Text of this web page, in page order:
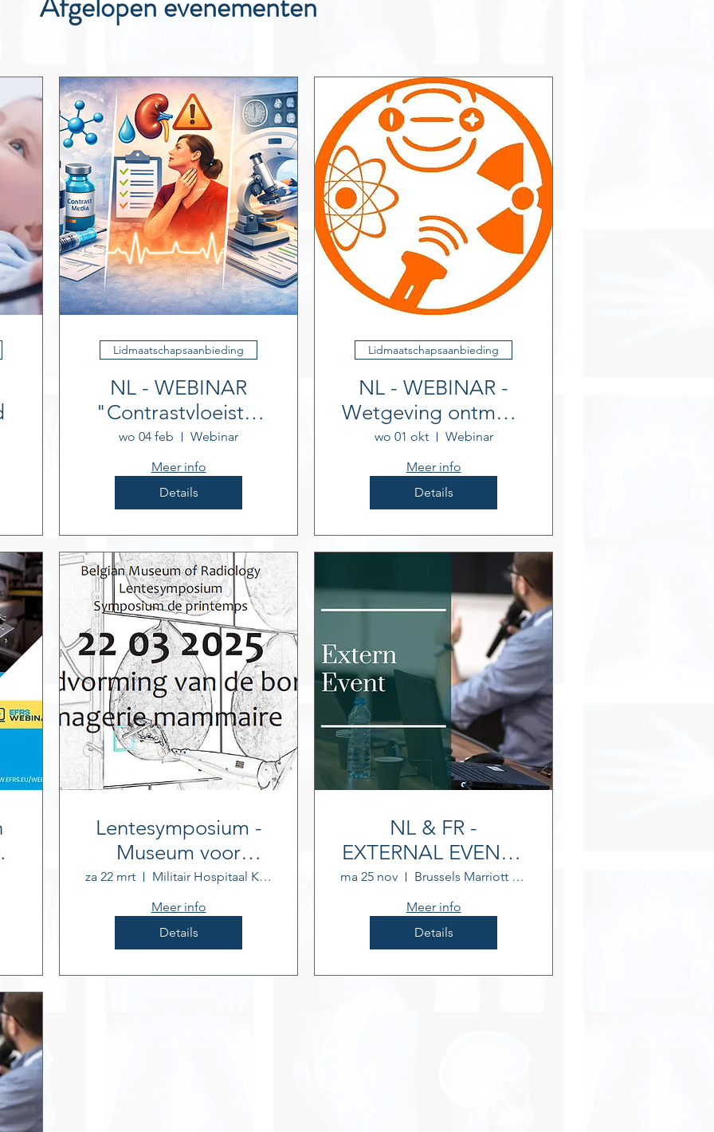
Lidmaatschapsaanbieding
NL - WEBINAR
"Contrastvloeistof
CT en MR"
wo 04 feb
Webinar
Meer info
Details
Lidmaatschapsaanbieding
NL - WEBINAR -
Wetgeving ontmoet
onderwijs
wo 01 okt
Webinar
Meer info
Details
Lentesymposium -
Museum voor
Radiologie
za 22 mrt
Militair Hospitaal Koningin Astrid
Meer info
Details
NL & FR -
EXTERNAL EVENT -
FANC continual
education session
ma 25 nov
Brussels Marriott Hotel Grand Place
Meer info
Details